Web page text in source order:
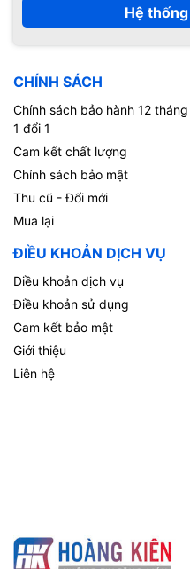
Hệ
CHÍNH SÁCH
Chính sách bảo hành 12 tháng
1 đổi 1
Cam kết chất lượng
Chính sách bảo mật
Thu cũ - Đổi mới
Mua lại
ĐIỀU KHOẢN DỊCH VỤ
Diều khoản dịch vụ
Điều khoản sử dụng
Cam kết bảo mật
Giới thiệu
Liên hệ